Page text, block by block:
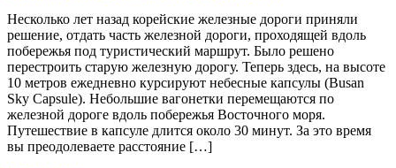
Несколько лет назад корейские железные дороги приняли
решение, отдать часть железной дороги, проходящей вдоль
побережья под туристический маршрут. Было решено
перестроить старую железную дорогу. Теперь здесь, на высоте
10 метров ежедневно курсируют небесные капсулы (Busan
Sky Capsule). Небольшие вагонетки перемещаются по
железной дороге вдоль побережья Восточного моря.
Путешествие в капсуле длится около 30 минут. За это время
вы преодолеваете расстояние […]